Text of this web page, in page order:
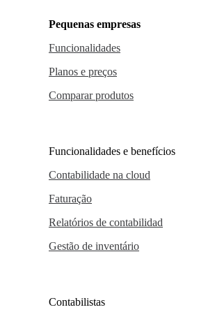
Pequenas empresas
Funcionalidades
Planos e preços
Comparar produtos
Funcionalidades e benefícios
Contabilidade na cloud
Faturação
Relatórios de contabilidad
Gestão de inventário
Contabilistas